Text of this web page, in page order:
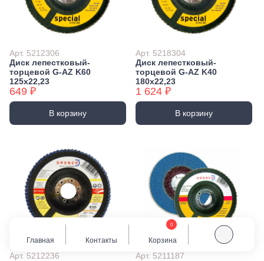
Главная Контакты Корзина
0
Арт. 5212306
Диск лепестковый-
торцевой G-AZ K60
125х22,23
649 ₽
В корзину
Арт. 5218304
Диск лепестковый-
торцевой G-AZ K40
180х22,23
1 624 ₽
В корзину
Арт. 5212236
Арт. 5211187